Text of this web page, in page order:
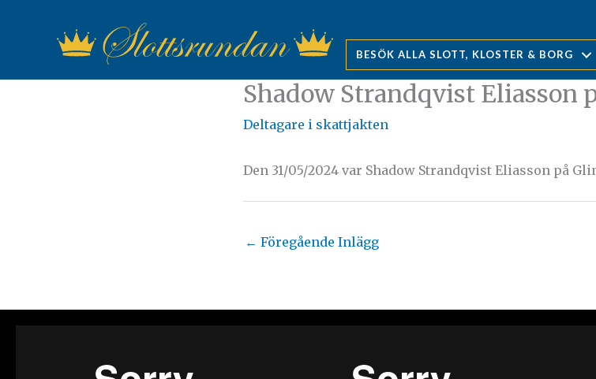
BESÖK ALLA SLOTT, KLOSTER & BORG
Shadow Strandqvist Eliasson
Deltagare i skattjakten
Den 31/05/2024 var Shadow Strandqvist Eliasson på
← Föregående Inlägg